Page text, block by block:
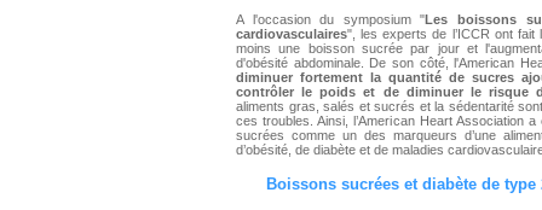
A l'occasion du symposium "Les boissons
cardiovasculaires", les experts de l’ICCR ont
moins une boisson sucrée par jour et
d'obésité abdominale. De son côté, l'American
diminuer fortement la quantité de sucres
contrôler le poids et de diminuer le risque
aliments gras, salés et sucrés et la sédentarité
ces troubles. Ainsi, l’American Heart Association
sucrées comme un des marqueurs d’une
d’obésité, de diabète et de maladies
Boissons sucrées et diabète de type